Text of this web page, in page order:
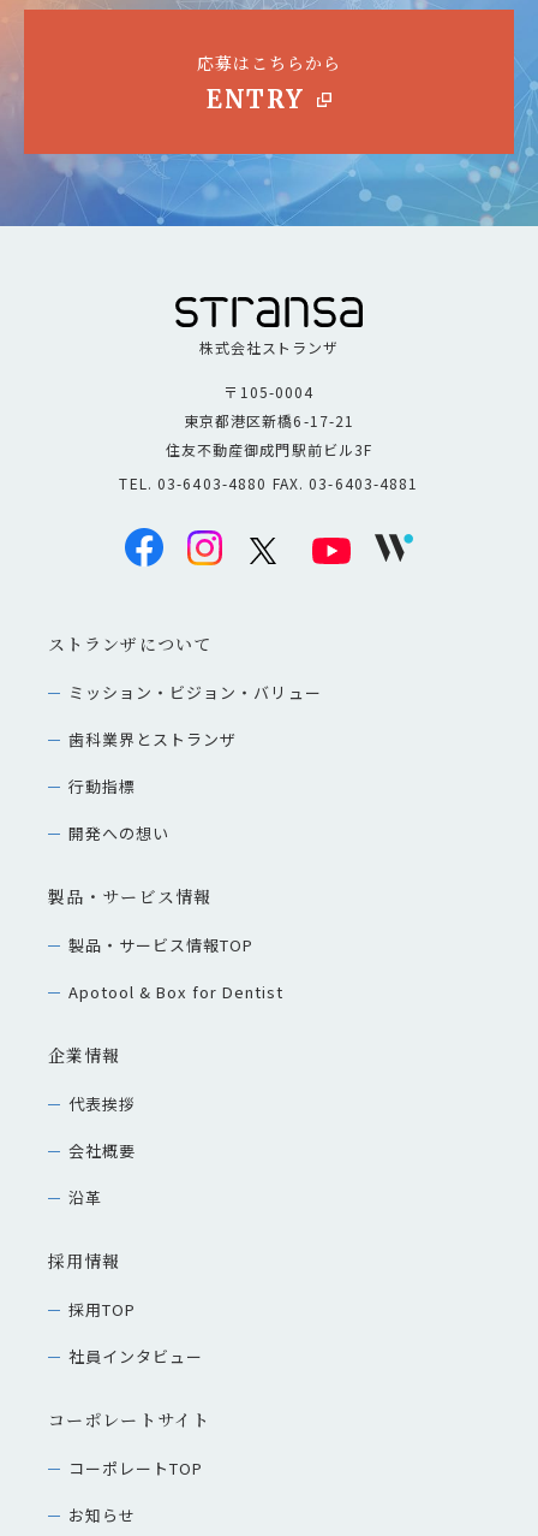
応募はこちらから
ENTRY
株式会社ストランザ
〒105-0004
東京都港区新橋6-17-21
住友不動産御成門駅前ビル3F
TEL. 03-6403-4880 FAX. 03-6403-4881
ストランザについて
ミッション・ビジョン・バリュー
歯科業界とストランザ
行動指標
開発への想い
製品・サービス情報
製品・サービス情報TOP
Apotool & Box for Dentist
企業情報
代表挨拶
会社概要
沿革
採用情報
採用TOP
社員インタビュー
コーポレートサイト
コーポレートTOP
お知らせ